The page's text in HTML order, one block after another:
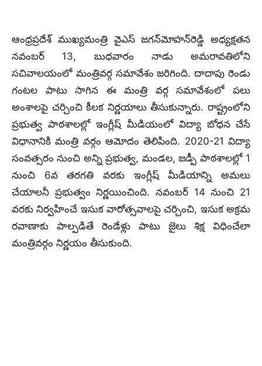
ఆంధ్రప్రదేశ్ ముఖ్యమంత్రి వైఎస్‌ జగన్‌మోహన్‌రెడ్డి అధ్యక్షతన
నవంబర్ 13, బుధవారం నాడు అమరావతిలోని
సచివాలయంలో మంత్రివర్గ సమావేశం జరిగింది. దాదాపు రెండు
గంటల పాటు సాగిన ఈ మంత్రి వర్గ సమావేశంలో పలు
అంశాలపై చర్చించి కీలక నిర్ణయాలు తీసుకున్నారు. రాష్ట్రంలోని
ప్రభుత్వ పాఠశాలల్లో ఇంగ్లీష్ మీడియంలో విద్యా బోధన చేసే
విధానానికి మంత్రి వర్గం ఆమోదం తెలిపింది. 2020-21 విద్యా
సంవత్సరం నుంచి అన్ని ప్రభుత్వ, మండల, జడ్పీ పాఠశాలల్లో 1
నుంచి 6వ తరగతి వరకు ఇంగ్లీష్ మీడియాన్ని అమలు
చేయాలనీ ప్రభుత్వం నిర్ణయించింది. నవంబర్‌ 14 నుంచి 21
వరకు నిర్వహించే ఇసుక వారోత్సవాలపై చర్చించి, ఇసుక అక్రమ
రవాణాకు పాల్పడితే రెండేళ్లు పాటు జైలు శిక్ష విధించేలా
మంత్రివర్గం నిర్ణయం తీసుకుంది.